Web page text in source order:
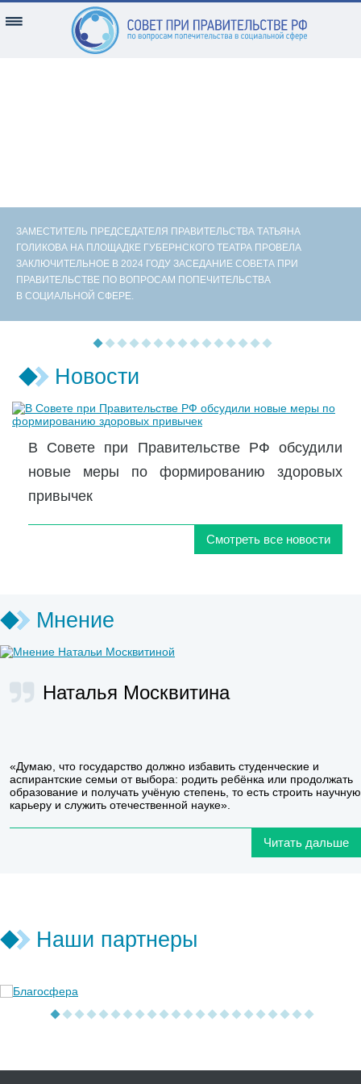
ЗАМЕСТИТЕЛЬ ПРЕДСЕДАТЕЛЯ ПРАВИТЕЛЬСТВА ТАТЬЯНА
ГОЛИКОВА НА ПЛОЩАДКЕ ГУБЕРНСКОГО ТЕАТРА ПРОВЕЛА
ЗАКЛЮЧИТЕЛЬНОЕ В 2024 ГОДУ ЗАСЕДАНИЕ СОВЕТА ПРИ
ПРАВИТЕЛЬСТВЕ ПО ВОПРОСАМ ПОПЕЧИТЕЛЬСТВА
В СОЦИАЛЬНОЙ СФЕРЕ.
Новости
В Совете при Правительстве РФ обсудили
новые меры по формированию здоровых
привычек
Смотреть все новости
Мнение
Наталья Москвитина
«Думаю, что государство должно избавить студенческие и
аспирантские семьи от выбора: родить ребёнка или продолжать
образование и получать учёную степень, то есть строить научную
карьеру и служить отечественной науке».
Читать дальше
Наши партнеры